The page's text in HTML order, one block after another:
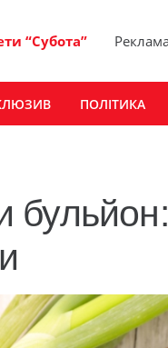
“Субота”
ПОЛІТИКА